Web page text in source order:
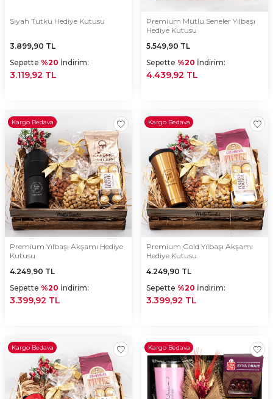
Siyah Tutku Hediye Kutusu
3.899,90 TL
Sepette %20 İndirim:
3.119,92 TL
Premium Mutlu Seneler Yılbaşı
Hediye Kutusu
5.549,90 TL
Sepette %20 İndirim:
4.439,92 TL
Kargo Bedava
Premium Yılbaşı Akşamı Hediye
Kutusu
4.249,90 TL
Sepette %20 İndirim:
3.399,92 TL
Kargo Bedava
Premium Gold Yılbaşı Akşamı
Hediye Kutusu
4.249,90 TL
Sepette %20 İndirim:
3.399,92 TL
Kargo Bedava Kargo Bedava